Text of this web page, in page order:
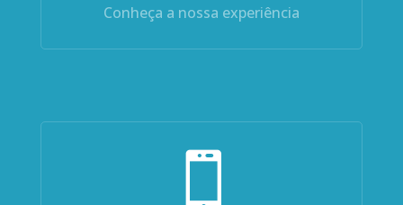
Conheça a nossa experiência
